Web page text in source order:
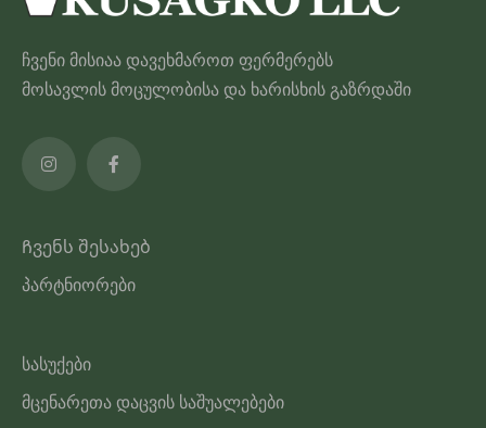
ჩვენი მისიაა დავეხმაროთ ფერმერებს
მოსავლის მოცულობისა და ხარისხის გაზრდაში
Ჩვენს შესახებ
პარტნიორები
სასუქები
მცენარეთა დაცვის საშუალებები